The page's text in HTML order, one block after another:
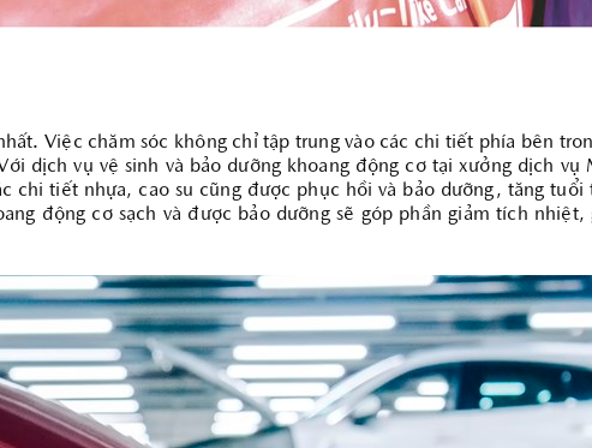
Việc chăm sóc không chỉ tập trung vào các chi tiết phía bên
dịch vụ vệ sinh và bảo dưỡng khoang động cơ tại xưởng dịch vụ
chi tiết nhựa, cao su cũng được phục hồi và bảo dưỡng, tăng
động cơ sạch và được bảo dưỡng sẽ góp phần giảm tích nhiệt,